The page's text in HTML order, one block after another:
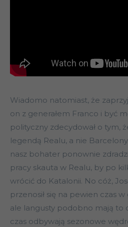
Wiadomo natomiast, że
on z generałem Franco i być
polityczny zdecydował o tym,
legendą Realu, a nie
nasz bohater ponownie
pracy skauta w Realu, by po
wrócić do Katalonii. No cóż,
przenosił się na pewien czas w
ale langusty podobno mają to
czas odbywają sezonowe